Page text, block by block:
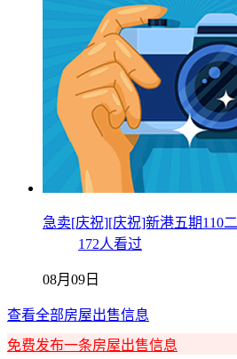
急卖[庆祝][庆祝]新港五期110
172人看过
08月09日
查看全部房屋出售信息
免费发布一条房屋出售信息